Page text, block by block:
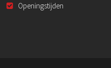
Openingstijden